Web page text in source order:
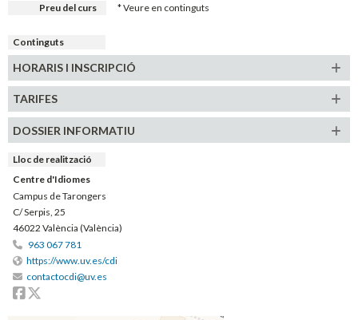
Preu del curs * Veure en continguts
Continguts
HORARIS I INSCRIPCIÓ
TARIFES
DOSSIER INFORMATIU
Lloc de realització
Centre d'Idiomes
Campus de Tarongers
C/ Serpis, 25
46022 València (València)
963 067 781
https://www.uv.es/cdi
contactocdi@uv.es
Facebook